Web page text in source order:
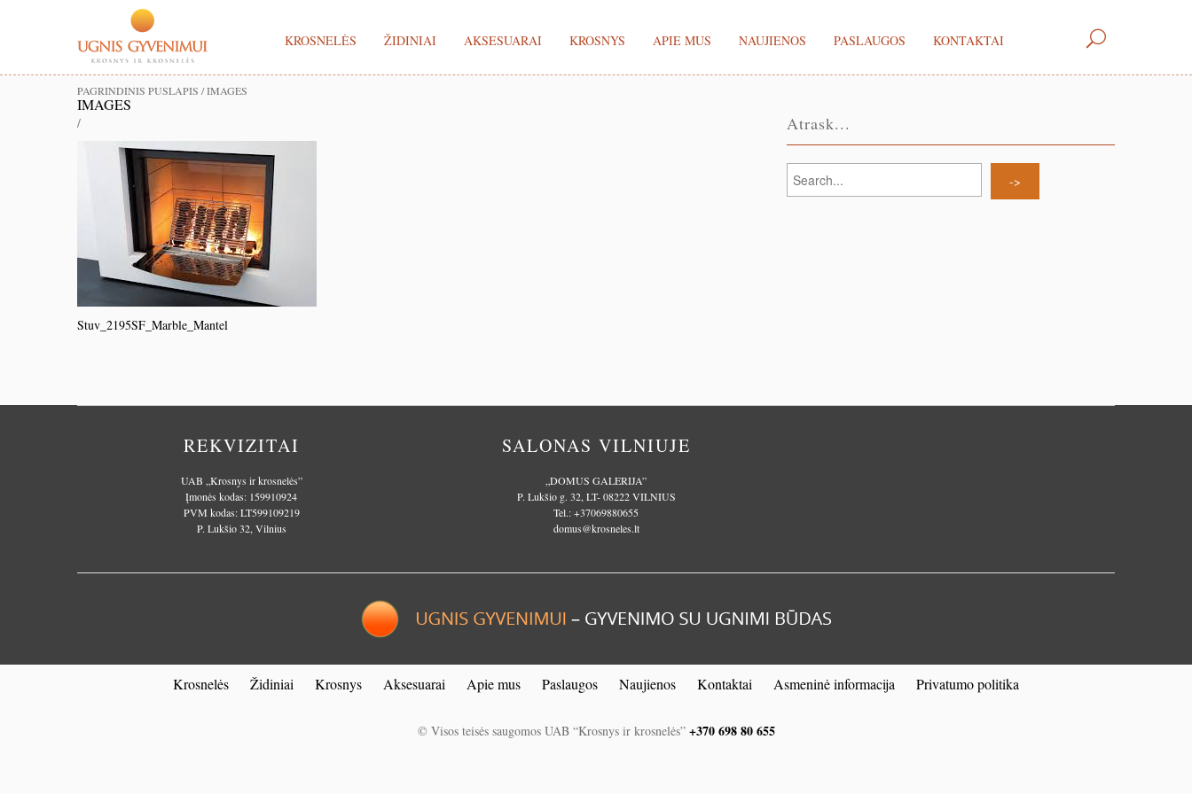
KROSNELĖS ŽIDINIAI AKSESUARAI KROSNYS APIE MUS NAUJIENOS PASLAUGOS KONTAKTAI
PAGRINDINIS PUSLAPIS /IMAGES
IMAGES
/
Stuv_2195SF_Marble_Mantel
Atrask...
REKVIZITAI
UAB „Krosnys ir krosnelės”
Įmonės kodas: 159910924
PVM kodas: LT599109219
P. Lukšio 32, Vilnius
SALONAS VILNIUJE
„DOMUS GALERIJA”
P. Lukšio g. 32, LT- 08222 VILNIUS
Tel.:+37069880655
domus@krosneles.lt
Krosnelės Židiniai Krosnys Aksesuarai Apie mus Paslaugos Naujienos Kontaktai Asmeninė informacija Privatumo politika
© Visos teisės saugomos UAB “Krosnys ir krosnelės” +370 698 80 655